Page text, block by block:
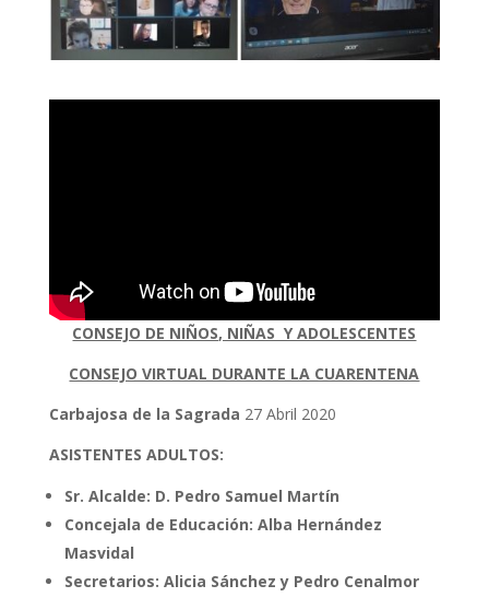
CONSEJO DE NIÑOS, NIÑAS Y ADOLESCENTES
CONSEJO VIRTUAL DURANTE LA CUARENTENA
Carbajosa de la Sagrada 27 Abril 2020
ASISTENTES ADULTOS:
Sr. Alcalde: D. Pedro Samuel Martín
Concejala de Educación: Alba Hernández
Masvidal
Secretarios: Alicia Sánchez y Pedro Cenalmor